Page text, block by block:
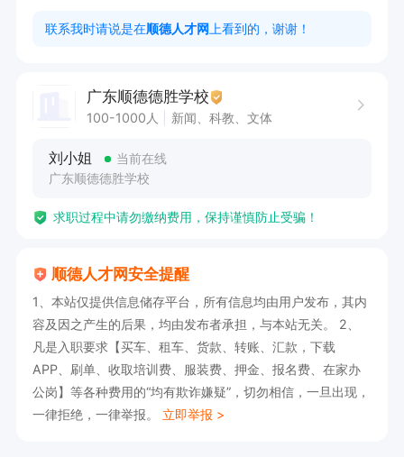
5、完成上级领导安排的其他工作
1、	专科及以上学历，一年以上餐饮相关工作经
2、	熟练使用office办公软件
能力。
物。
联系我时请说是在顺德人才网 上看到的，谢谢！
广东顺德德胜学校
100-1000人 新闻、科教、文体
刘小姐
当前在线
广东顺德德胜学校
求职过程中请勿缴纳费用，保持谨慎防止受骗！
顺德人才网安全提醒
1、本站仅提供信息储存平台，所有信息均由用户发布，其内
容及因之产生的后果，均由发布者承担，与本站无关。 2、
凡是入职要求【买车、租车、货款、转账、汇款，下载
APP、刷单、收取培训费、服装费、押金、报名费、在家办
公岗】等各种费用的“均有欺诈嫌疑”，切勿相信，一旦出现，
一律拒绝，一律举报。 立即举报 >